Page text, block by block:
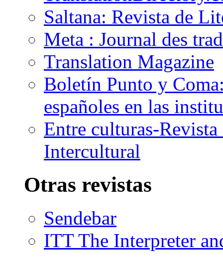
Saltana: Revista de
Meta : Journal des
Translation Magazine
Boletín Punto y
españoles en las
Entre culturas-
Intercultural
Otras revistas
Sendebar
ITT The Interpreter